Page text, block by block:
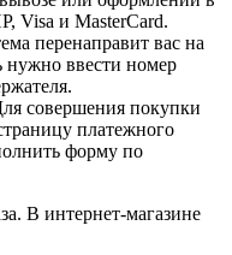
Visa и MasterCard.
перенаправит вас на
нужно ввести номер
совершения покупки
платежного
форму по
В интернет-магазине